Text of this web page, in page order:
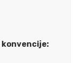
konvencije: